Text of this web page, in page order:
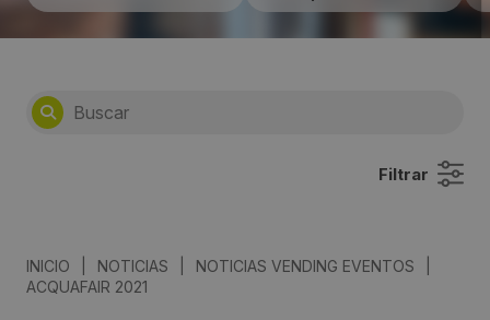
Filtrar
INICIO NOTICIAS NOTICIAS VENDING EVENTOS
ACQUAFAIR 2021